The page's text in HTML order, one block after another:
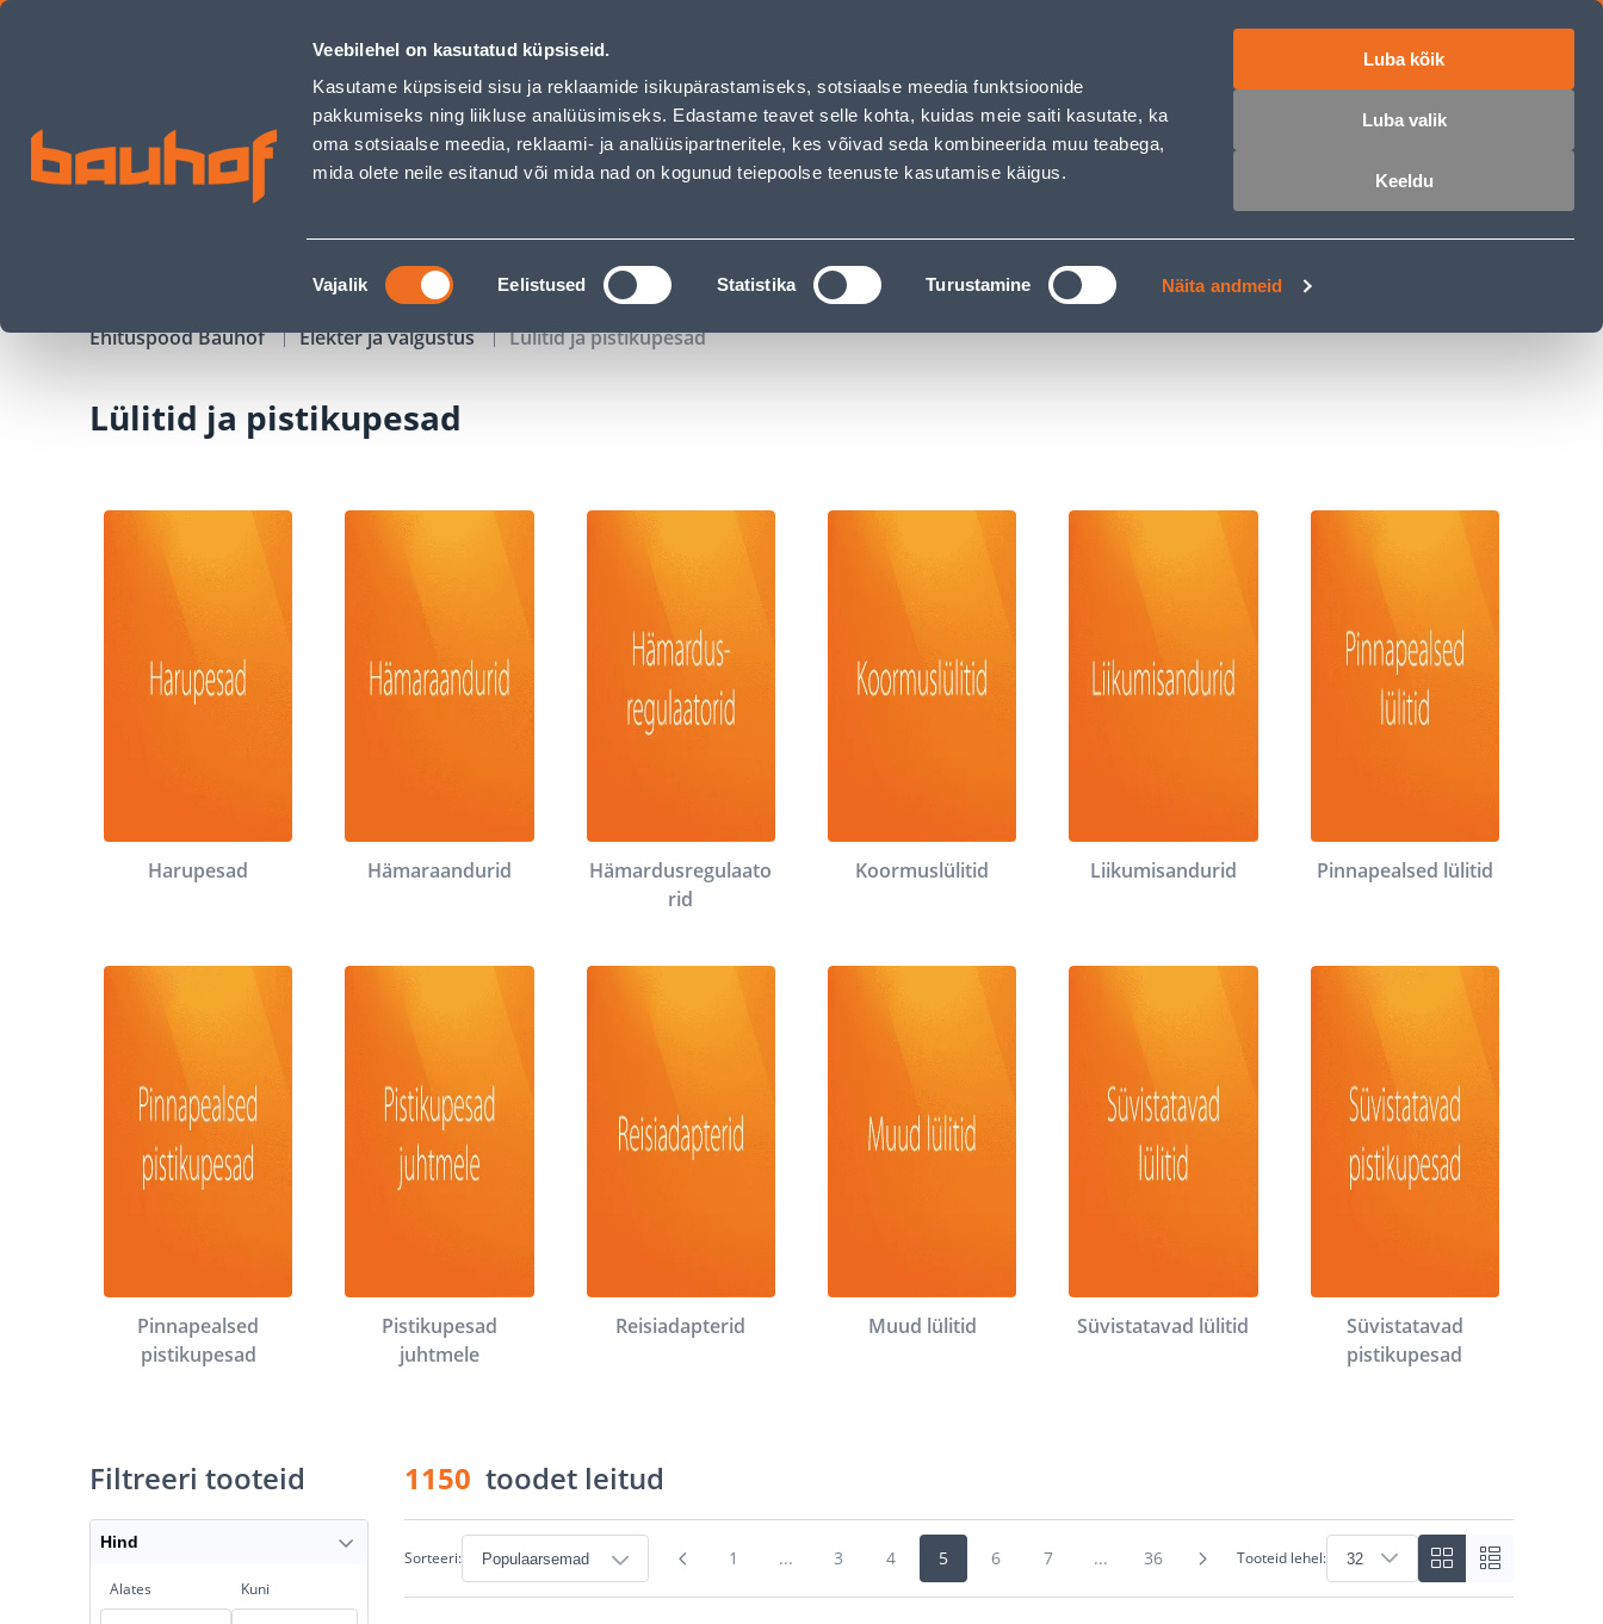
Veebilehel on kasutatud küpsiseid.
Kasutame küpsiseid sisu ja reklaamide isikupärastamiseks, sotsiaalse meedia funktsioonide
pakkumiseks ning liikluse analüüsimiseks. Edastame teavet selle kohta, kuidas meie saiti kasutate, ka
oma sotsiaalse meedia, reklaami- ja analüüsipartneritele, kes võivad seda kombineerida muu teabega,
mida olete neile esitanud või mida nad on kogunud teiepoolse teenuste kasutamise käigus.
Nõusoleku
valik
Vajalik Eelistused Statistika Turustamine Näita andmeid
Luba kõik
Luba valik
Keeldu
Lülitid ja pistikupesad - Bauhof has loaded
Äriklienditeenindus Klienditeenindus Teenused Karjäärileht
OTSI Logi sisse
KAMPAANIAD KATALOOGID TÖÖRIISTALAENUTUS JÄRELMAKS
Ehituspood Bauhof Elekter ja valgustus Lülitid ja pistikupesad
Lülitid ja pistikupesad
Harupesad Hämaraandurid
Hämardusregulaato
rid
Koormuslülitid Liikumisandurid Pinnapealsed lülitid
Pinnapealsed
pistikupesad
Pistikupesad
juhtmele
Reisiadapterid Muud lülitid Süvistatavad lülitid
Süvistatavad
pistikupesad
1150 toodet leitud
Sorteeri: 1 ... 3 4 5 6 7 ... 36 Tooteid lehel:
Filtreeri tooteid
Hind
Alates Kuni